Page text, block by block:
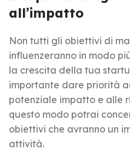
all’impatto
Non tutti gli obiettivi di
influenzeranno in modo
la crescita della tua
importante dare priorità
potenziale impatto e alle
questo modo potrai
obiettivi che avranno un
attività.